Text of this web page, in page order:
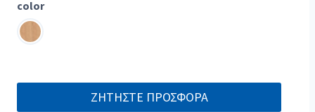
color
ΖΗΤΗΣΤΕ ΠΡΟΣΦΟΡΑ